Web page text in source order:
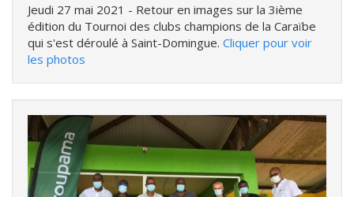
Jeudi 27 mai 2021 - Retour en images sur la 3ième
édition du Tournoi des clubs champions de la Caraïbe
qui s'est déroulé à Saint-Domingue. Cliquer pour voir
les photos